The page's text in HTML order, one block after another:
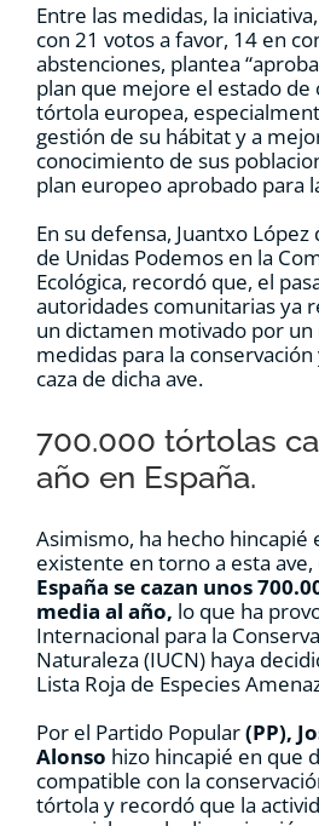
Entre las medidas, la
con 21 votos a favor, 14 en
abstenciones, plantea
plan que mejore el estado de
tórtola europea,
gestión de su hábitat y a
conocimiento de sus
plan europeo aprobado para
En su defensa, Juantxo
de Unidas Podemos en la
Ecológica, recordó que, el
autoridades comunitarias ya
un dictamen motivado por
medidas para la
caza de dicha ave.
700.000 tórtolas
año en España.
Asimismo, ha hecho hincapié
existente en torno a esta ave,
España se cazan unos
media al año, lo que ha
Internacional para la
Naturaleza (IUCN) haya
Lista Roja de Especies
Por el Partido Popular(PP),
Alonso hizo hincapié en que
compatible con la
tórtola y recordó que la